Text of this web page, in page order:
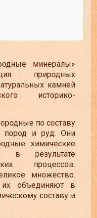
минералы»
природных
камней
историко-
по составу
пород и руд. Они
химические
в результате
процессов.
множество.
объединяют в
составу и